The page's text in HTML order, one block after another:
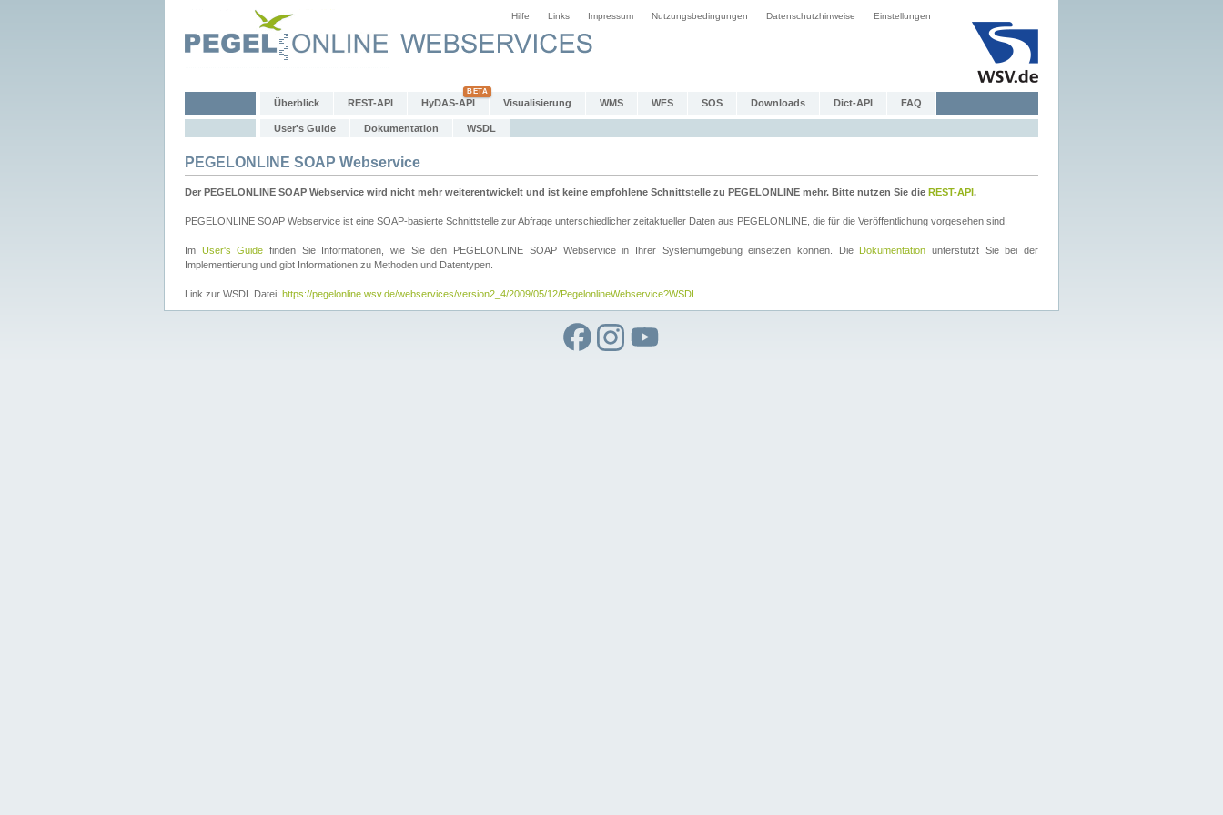
Hilfe Links Impressum Nutzungsbedingungen Datenschutzhinweise Einstellungen
Überblick REST-API HyDAS-API Visualisierung WMS WFS SOS Downloads Dict-API FAQ
User's Guide Dokumentation WSDL
PEGELONLINE SOAP Webservice
Der PEGELONLINE SOAP Webservice wird nicht mehr weiterentwickelt und ist keine empfohlene Schnittstelle zu PEGELONLINE mehr. Bitte nutzen Sie die REST-API.
PEGELONLINE SOAP Webservice ist eine SOAP-basierte Schnittstelle zur Abfrage unterschiedlicher zeitaktueller Daten aus PEGELONLINE, die für die Veröffentlichung vorgesehen sind.
Im User's Guide finden Sie Informationen, wie Sie den PEGELONLINE SOAP Webservice in Ihrer Systemumgebung einsetzen können. Die Dokumentation unterstützt Sie bei der
Implementierung und gibt Informationen zu Methoden und Datentypen.
Link zur WSDL Datei: https://pegelonline.wsv.de/webservices/version2_4/2009/05/12/PegelonlineWebservice?WSDL